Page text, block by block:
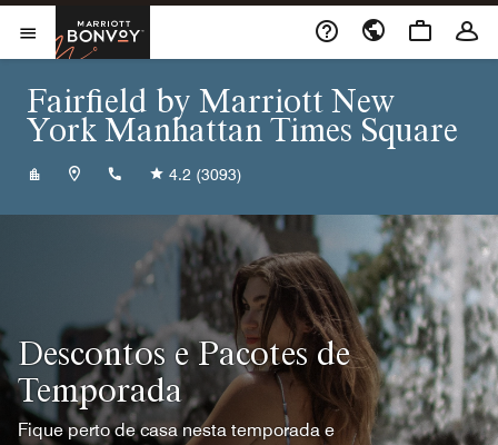
Skip to Content
Abrir menu
Marriott Bonvoy
Fairfield by Marriott New
York Manhattan Times Square
+12129679494
4.2 (3093)
Descontos e Pacotes de
Temporada
Fique perto de casa nesta temporada e